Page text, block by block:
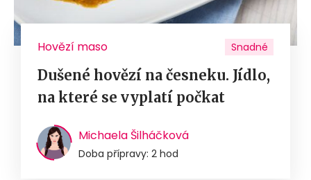
Hovězí maso Snadné
Dušené hovězí na česneku. Jídlo,
na které se vyplatí počkat
Michaela Šilháčková
Doba přípravy: 2 hod